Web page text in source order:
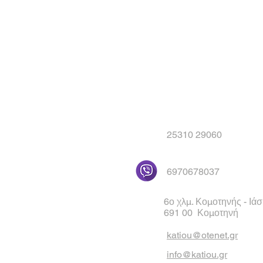
25310 29060
6970678037
6ο χλμ. Κομοτηνής -
691 00 Κομοτηνή
katiou@otenet.gr
info@katiou.gr